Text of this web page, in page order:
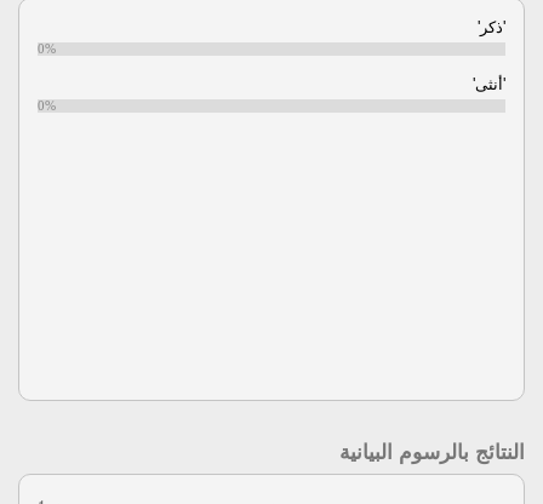
'ذكر'
0%
'أنثى'
0%
النتائج بالرسوم البيانية